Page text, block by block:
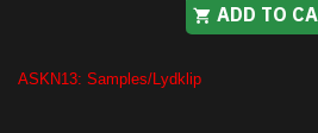
ADD TO
ASKN13: Samples/Lydklip